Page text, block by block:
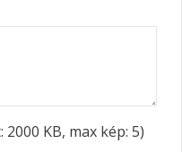
KB, max kép: 5)